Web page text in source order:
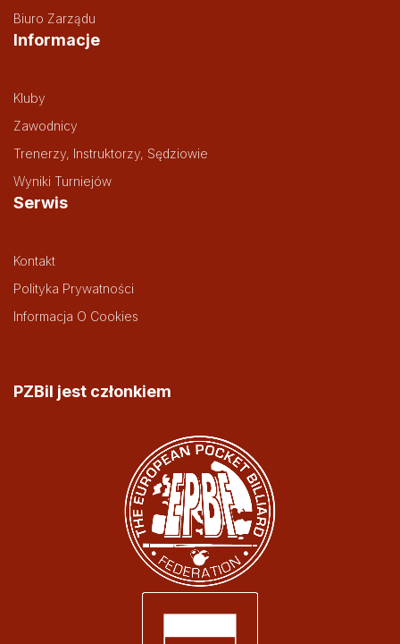
Biuro Zarządu
Informacje
Kluby
Zawodnicy
Trenerzy, Instruktorzy, Sędziowie
Wyniki Turniejów
Serwis
Kontakt
Polityka Prywatności
Informacja O Cookies
PZBil jest członkiem